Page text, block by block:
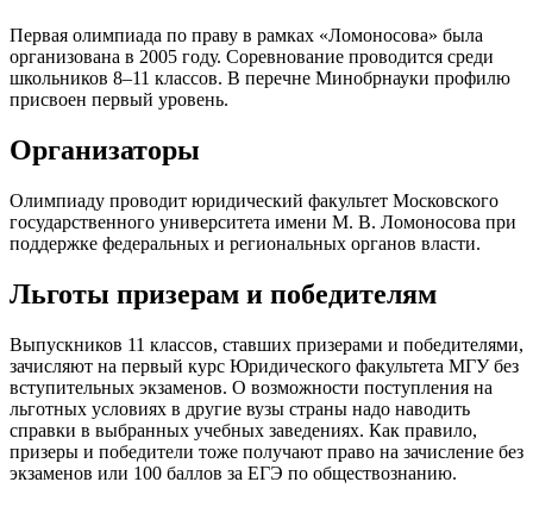
Первая олимпиада по праву в рамках «Ломоносова» была
организована в 2005 году. Соревнование проводится среди
школьников 8–11 классов. В перечне Минобрнауки профилю
присвоен первый уровень.
Организаторы
Олимпиаду проводит юридический факультет Московского
государственного университета имени М. В. Ломоносова при
поддержке федеральных и региональных органов власти.
Льготы призерам и победителям
Выпускников 11 классов, ставших призерами и победителями,
зачисляют на первый курс Юридического факультета МГУ без
вступительных экзаменов. О возможности поступления на
льготных условиях в другие вузы страны надо наводить
справки в выбранных учебных заведениях. Как правило,
призеры и победители тоже получают право на зачисление без
экзаменов или 100 баллов за ЕГЭ по обществознанию.